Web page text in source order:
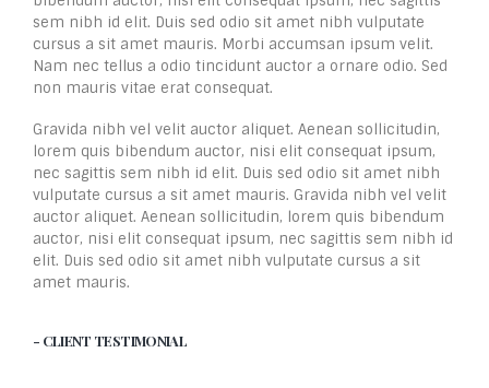
sem nibh id elit. Duis sed odio sit amet nibh vulputate
cursus a sit amet mauris. Morbi accumsan ipsum velit.
Nam nec tellus a odio tincidunt auctor a ornare odio. Sed
non mauris vitae erat consequat.
Gravida nibh vel velit auctor aliquet. Aenean sollicitudin,
lorem quis bibendum auctor, nisi elit consequat ipsum,
nec sagittis sem nibh id elit. Duis sed odio sit amet nibh
vulputate cursus a sit amet mauris. Gravida nibh vel velit
auctor aliquet. Aenean sollicitudin, lorem quis bibendum
auctor, nisi elit consequat ipsum, nec sagittis sem nibh id
elit. Duis sed odio sit amet nibh vulputate cursus a sit
amet mauris.
- CLIENT TESTIMONIAL